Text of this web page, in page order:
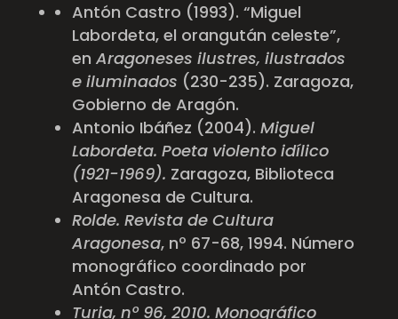
Antón Castro (1993). “Miguel
Labordeta, el orangután celeste”,
en Aragoneses ilustres, ilustrados
e iluminados (230-235). Zaragoza,
Gobierno de Aragón.
Antonio Ibáñez (2004). Miguel
Labordeta. Poeta violento idílico
(1921-1969). Zaragoza, Biblioteca
Aragonesa de Cultura.
Rolde. Revista de Cultura
Aragonesa, nº 67-68, 1994. Número
monográfico coordinado por
Antón Castro.
Turia, nº 96, 2010. Monográfico